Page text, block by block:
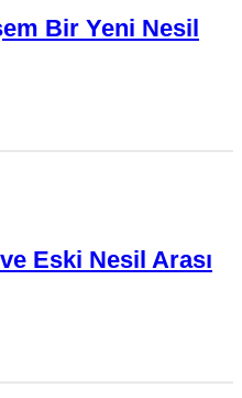
Bir Yeni Nesil
Eski Nesil Arası